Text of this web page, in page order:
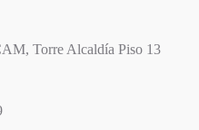
Torre Alcaldía Piso 13